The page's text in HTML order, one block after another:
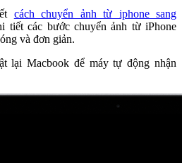
cách chuyển ảnh từ iphone sang
tiết các bước chuyển ảnh từ iPhone
và đơn giản.
lại Macbook để máy tự động nhận